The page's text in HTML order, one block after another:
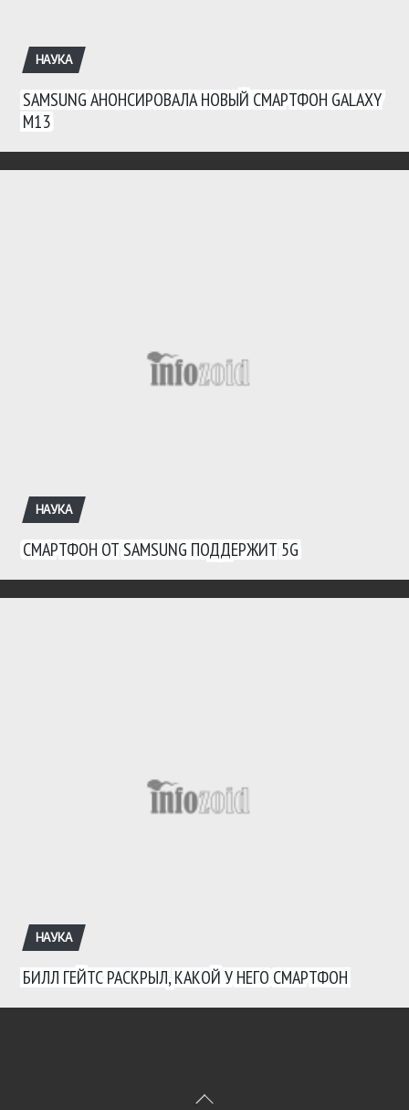
НАУКА
SAMSUNG АНОНСИРОВАЛА НОВЫЙ СМАРТФОН GALAXY
M13
НАУКА
СМАРТФОН ОТ SAMSUNG ПОДДЕРЖИТ 5G
НАУКА
БИЛЛ ГЕЙТС РАСКРЫЛ, КАКОЙ У НЕГО СМАРТФОН